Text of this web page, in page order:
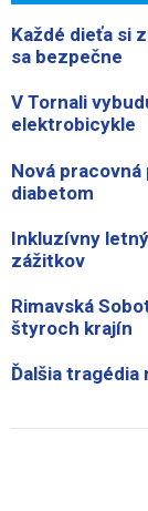
Každé dieťa si
sa bezpečne
V Tornali
elektrobicykle
Nová
diabetom
Inkluzívny
zážitkov
Rimavská
štyroch krajín
Ďalšia tragédia